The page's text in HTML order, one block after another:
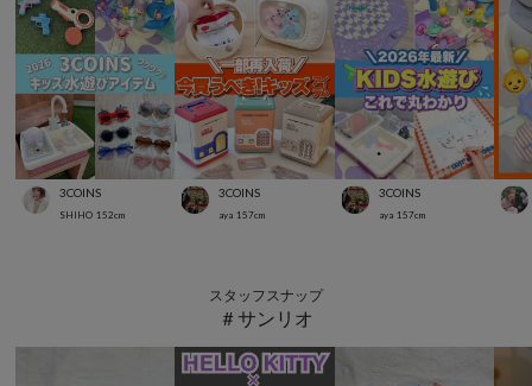
3COINS
SHIHO 152cm
3COINS
aya 157cm
3COINS
aya 157cm
スタッフスナップ
＃サンリオ